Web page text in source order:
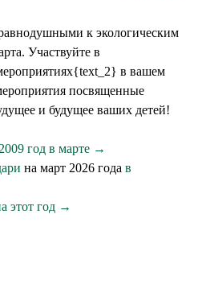
к экологическим
Участвуйте в
в вашем
посвященные
и будущее ваших детей!
год в марте →
на март 2026 года в
этот год →